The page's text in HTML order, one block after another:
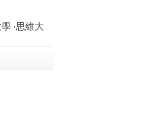
‧思維大